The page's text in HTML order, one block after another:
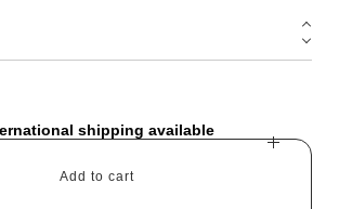
shipping available
Add to cart